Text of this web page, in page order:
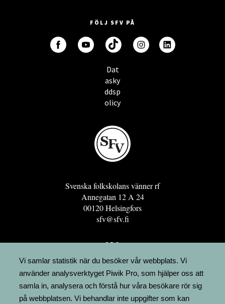
FÖLJ SFV PÅ
Dat
asky
ddsp
olicy
Svenska folkskolans vänner rf
Annegatan 12 A 24
00120 Helsingfors
sfv@sfv.fi
GRO
FÖRENINGSRESURSEN
MINNESRUNOR.FI
UPPSLAGSVERKET FINLAND
LÄGENHETER
Vi samlar statistik när du besöker vår webbplats. Vi
använder analysverktyget Piwik Pro, som hjälper oss att
samla in, analysera och förstå hur våra besökare rör sig
på webbplatsen. Vi behandlar inte uppgifter som kan